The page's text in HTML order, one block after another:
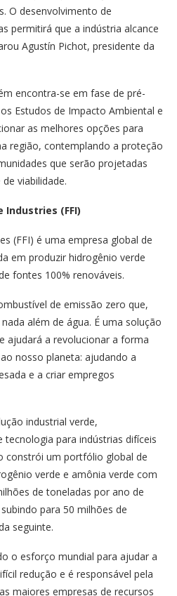
O desenvolvimento de
permitirá que a indústria alcance
Agustín Pichot, presidente da
encontra-se em fase de pré-
Estudos de Impacto Ambiental e
as melhores opções para
região, contemplando a proteção
que serão projetadas
viabilidade.
Industries (FFI)
(FFI) é uma empresa global de
em produzir hidrogênio verde
fontes 100% renováveis.
de emissão zero que,
além de água. É uma solução
ajudará a revolucionar a forma
nosso planeta: ajudando a
e a criar empregos
industrial verde,
tecnologia para indústrias difíceis
constrói um portfólio global de
verde e amônia verde com
de toneladas por ano de
para 50 milhões de
seguinte.
o esforço mundial para ajudar a
redução e é responsável pela
maiores empresas de recursos